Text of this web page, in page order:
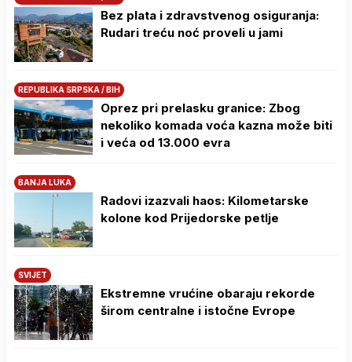
Bez plata i zdravstvenog osiguranja:
Rudari treću noć proveli u jami
REPUBLIKA SRPSKA / BIH
Oprez pri prelasku granice: Zbog
nekoliko komada voća kazna može biti
i veća od 13.000 evra
BANJA LUKA
Radovi izazvali haos: Kilometarske
kolone kod Prijedorske petlje
SVIJET
Ekstremne vrućine obaraju rekorde
širom centralne i istočne Evrope